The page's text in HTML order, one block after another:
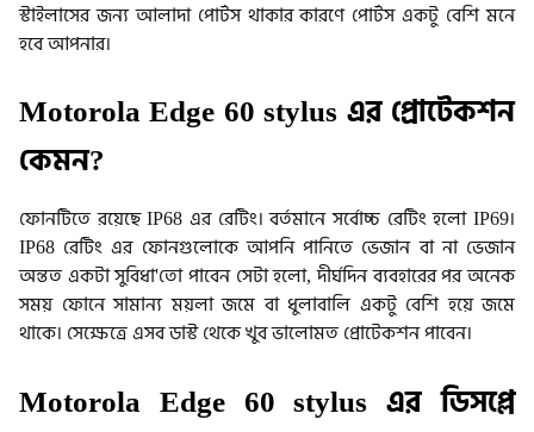
স্টাইলাসের জন্য আলাদা পোর্টস থাকার কারণে পোর্টস একটু বেশি মনে
হবে আপনার।
Motorola Edge 60 stylus এর প্রোটেকশন
কেমন?
ফোনটিতে রয়েছে IP68 এর রেটিং। বর্তমানে সর্বোচ্চ রেটিং হলো IP69।
IP68 রেটিং এর ফোনগুলোকে আপনি পানিতে ভেজান বা না ভেজান
অন্তত একটা সুবিধা'তো পাবেন সেটা হলো, দীর্ঘদিন ব্যবহারের পর অনেক
সময় ফোনে সামান্য ময়লা জমে বা ধুলাবালি একটু বেশি হয়ে জমে
থাকে। সেক্ষেত্রে এসব ডাস্ট থেকে খুব ভালোমত প্রোটেকশন পাবেন।
Motorola Edge 60 stylus এর ডিসপ্লে